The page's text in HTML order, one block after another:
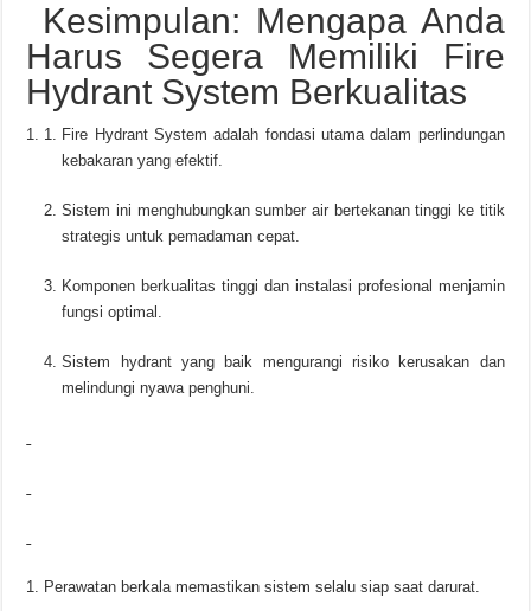
Kesimpulan: Mengapa Anda
Harus Segera Memiliki Fire
Hydrant System Berkualitas
Fire Hydrant System adalah fondasi utama dalam perlindungan
kebakaran yang efektif.
Sistem ini menghubungkan sumber air bertekanan tinggi ke titik
strategis untuk pemadaman cepat.
Komponen berkualitas tinggi dan instalasi profesional menjamin
fungsi optimal.
Sistem hydrant yang baik mengurangi risiko kerusakan dan
melindungi nyawa penghuni.
Perawatan berkala memastikan sistem selalu siap saat darurat.